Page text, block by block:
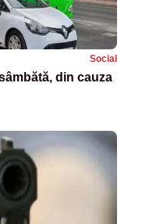
Social
din cauza